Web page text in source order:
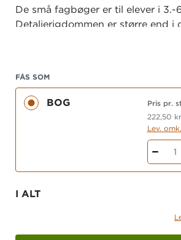
De små fagbøger er til elever i 3.-
Detaljerigdommen er større end i
faglig læsning, projekt- og
interesselæsning.
Der er gratis opgaver til alle
FÅS SOM
BOG Pris pr.
222,50
Lev.
1
I ALT